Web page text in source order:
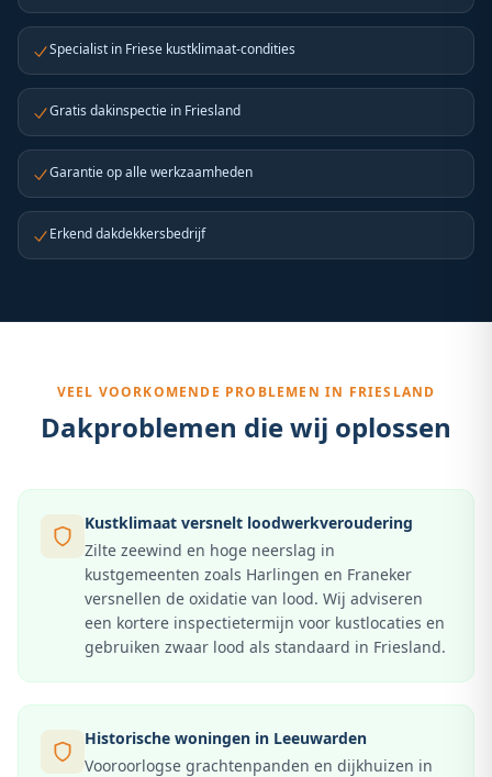
Specialist in Friese kustklimaat-condities
Gratis dakinspectie in Friesland
Garantie op alle werkzaamheden
Erkend dakdekkersbedrijf
VEEL VOORKOMENDE PROBLEMEN IN FRIESLAND
Dakproblemen die wij oplossen
Kustklimaat versnelt loodwerkveroudering
Zilte zeewind en hoge neerslag in
kustgemeenten zoals Harlingen en Franeker
versnellen de oxidatie van lood. Wij adviseren
een kortere inspectietermijn voor kustlocaties en
gebruiken zwaar lood als standaard in Friesland.
Historische woningen in Leeuwarden
Vooroorlogse grachtenpanden en dijkhuizen in